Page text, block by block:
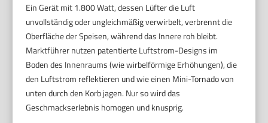
Ein Gerät mit 1.800 Watt, dessen Lüfter die Luft
unvollständig oder ungleichmäßig verwirbelt, verbrennt die
Oberfläche der Speisen, während das Innere roh bleibt.
Marktführer nutzen patentierte Luftstrom-Designs im
Boden des Innenraums (wie wirbelförmige Erhöhungen), die
den Luftstrom reflektieren und wie einen Mini-Tornado von
unten durch den Korb jagen. Nur so wird das
Geschmackserlebnis homogen und knusprig.